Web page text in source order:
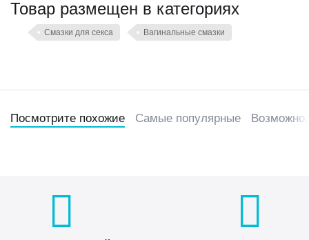
Товар размещен в категориях
Смазки для секса Вагинальные смазки
Посмотрите похожие Самые популярные Возможно,